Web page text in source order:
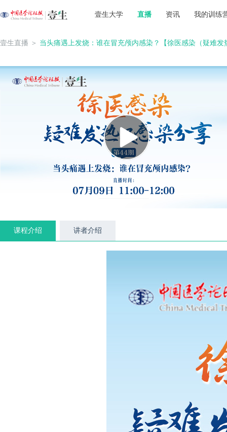
壹生大学 直播 资讯 我的训练
壹生直播 ＞ 当头痛遇上发烧：谁在冒充颅内感染？【徐医感染（疑难
课程介绍 讲者介绍